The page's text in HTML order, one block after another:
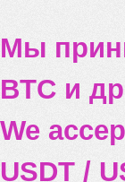
Мы
BTC и
We
USDT /